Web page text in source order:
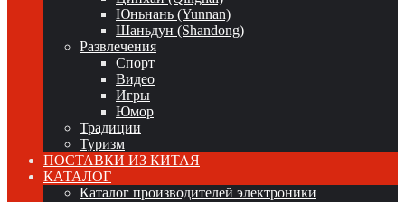
Юньнань (Yunnan)
Шаньдун (Shandong)
Развлечения
Спорт
Видео
Игры
Юмор
Традиции
Туризм
ПОСТАВКИ ИЗ КИТАЯ
КАТАЛОГ
Каталог производителей электроники